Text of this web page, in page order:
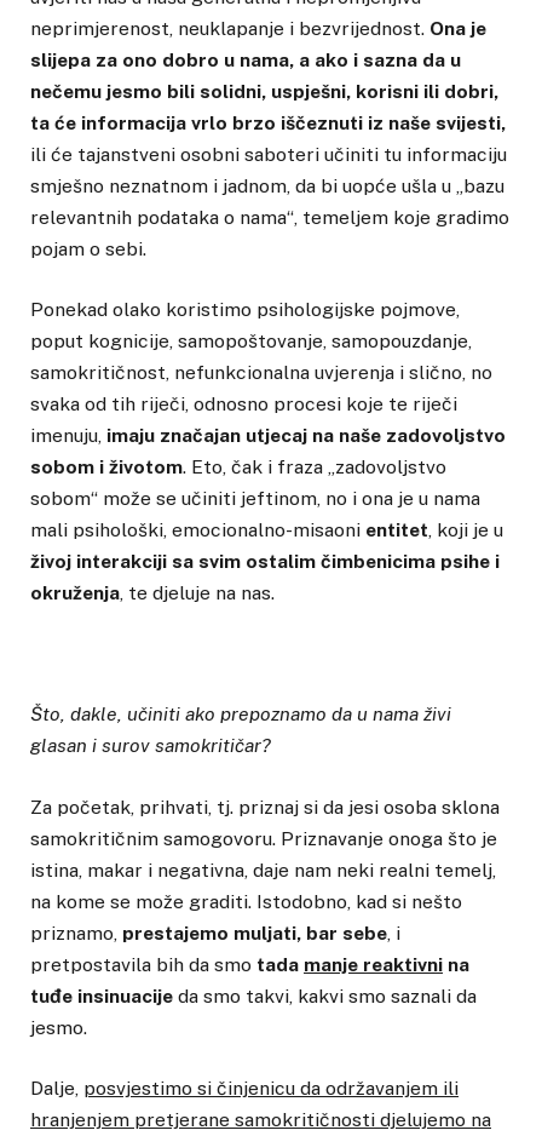
neprimjerenost, neuklapanje i bezvrijednost. Ona je
slijepa za ono dobro u nama, a ako i sazna da u
nečemu jesmo bili solidni, uspješni, korisni ili dobri,
ta će informacija vrlo brzo iščeznuti iz naše svijesti,
ili će tajanstveni osobni saboteri učiniti tu informaciju
smješno neznatnom i jadnom, da bi uopće ušla u „bazu
relevantnih podataka o nama“, temeljem koje gradimo
pojam o sebi.
Ponekad olako koristimo psihologijske pojmove,
poput kognicije, samopoštovanje, samopouzdanje,
samokritičnost, nefunkcionalna uvjerenja i slično, no
svaka od tih riječi, odnosno procesi koje te riječi
imenuju, imaju značajan utjecaj na naše zadovoljstvo
sobom i životom. Eto, čak i fraza „zadovoljstvo
sobom“ može se učiniti jeftinom, no i ona je u nama
mali psihološki, emocionalno-misaoni entitet, koji je u
živoj interakciji sa svim ostalim čimbenicima psihe i
okruženja, te djeluje na nas.
Što, dakle, učiniti ako prepoznamo da u nama živi
glasan i surov samokritičar?
Za početak, prihvati, tj. priznaj si da jesi osoba sklona
samokritičnim samogovoru. Priznavanje onoga što je
istina, makar i negativna, daje nam neki realni temelj,
na kome se može graditi. Istodobno, kad si nešto
priznamo, prestajemo muljati, bar sebe , i
pretpostavila bih da smo tada manje reaktivni na
tuđe insinuacije da smo takvi, kakvi smo saznali da
jesmo.
Dalje, posvjestimo si činjenicu da održavanjem ili
hranjenjem pretjerane samokritičnosti djelujemo na